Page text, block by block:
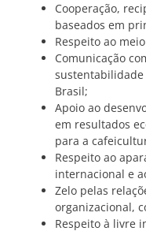
Cooperação,
baseados em
Respeito ao
Comunicação
Brasil;
Apoio ao
em resultados
para a
Respeito ao
internacional e
Zelo pelas
organizacional,
Respeito à livre